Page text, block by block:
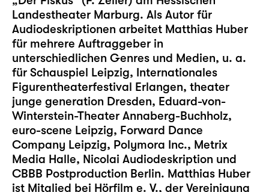
Landestheater Marburg. Als Autor für
Audiodeskriptionen arbeitet Matthias Huber
für mehrere Auftraggeber in
unterschiedlichen Genres und Medien, u. a.
für Schauspiel Leipzig, Internationales
Figurentheaterfestival Erlangen, theater
junge generation Dresden, Eduard-von-
Winterstein-Theater Annaberg-Buchholz,
euro-scene Leipzig, Forward Dance
Company Leipzig, Polymora Inc., Metrix
Media Halle, Nicolai Audiodeskription und
CBBB Postproduction Berlin. Matthias Huber
ist Mitglied bei Hörfilm e. V., der Vereinigung